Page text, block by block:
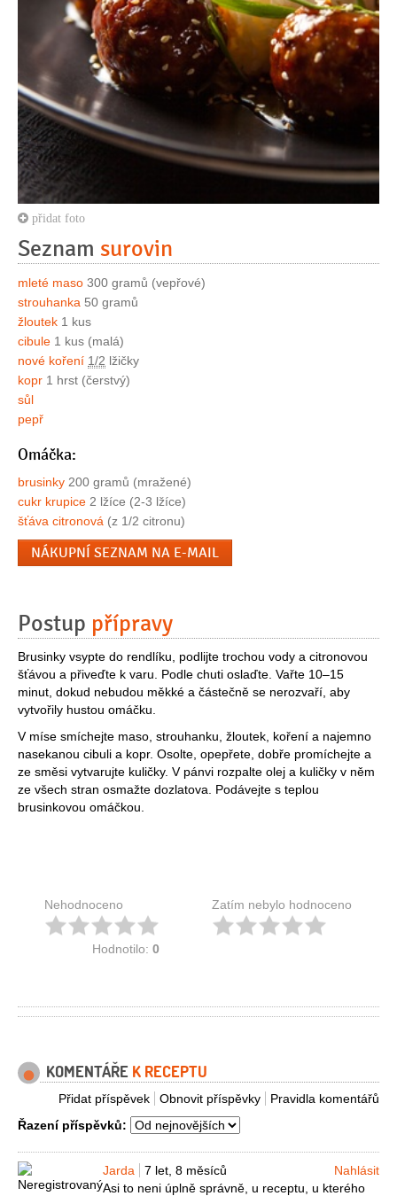
přidat foto
Seznam surovin
mleté maso 300 gramů (vepřové)
strouhanka 50 gramů
žloutek 1 kus
cibule 1 kus (malá)
nové koření 1/2 lžičky
kopr 1 hrst (čerstvý)
sůl
pepř
Omáčka:
brusinky 200 gramů (mražené)
cukr krupice 2 lžíce (2-3 lžíce)
šťáva citronová (z 1/2 citronu)
NÁKUPNÍ SEZNAM NA E-MAIL
Postup přípravy
Brusinky vsypte do rendlíku, podlijte trochou vody a citronovou
šťávou a přiveďte k varu. Podle chuti oslaďte. Vařte 10–15
minut, dokud nebudou měkké a částečně se nerozvaří, aby
vytvořily hustou omáčku.
V míse smíchejte maso, strouhanku, žloutek, koření a najemno
nasekanou cibuli a kopr. Osolte, opepřete, dobře promíchejte a
ze směsi vytvarujte kuličky. V pánvi rozpalte olej a kuličky v něm
ze všech stran osmažte dozlatova. Podávejte s teplou
brusinkovou omáčkou.
Nehodnoceno
Hodnotilo: 0
Zatím nebylo hodnoceno
KOMENTÁŘE K RECEPTU
Pravidla komentářů
Obnovit příspěvky
Přidat příspěvek
Řazení příspěvků:
Jarda 7 let, 8 měsíců
Nahlásit
Asi to neni úplně správně, u receptu, u kterého